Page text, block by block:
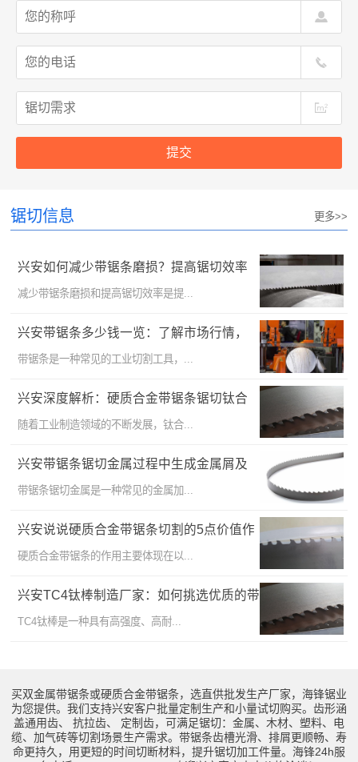
提交
更多>>
锯切信息
兴安如何减少带锯条磨损？提高锯切效率
的技巧？
减少带锯条磨损和提高锯切效率是提...
兴安带锯条多少钱一览：了解市场行情，
选购更明智
带锯条是一种常见的工业切割工具，...
兴安深度解析：硬质合金带锯条锯切钛合
金的关键要点
随着工业制造领域的不断发展，钛合...
兴安带锯条锯切金属过程中生成金属屑及
其处理方法
带锯条锯切金属是一种常见的金属加...
兴安说说硬质合金带锯条切割的5点价值作
用
硬质合金带锯条的作用主要体现在以...
兴安TC4钛棒制造厂家：如何挑选优质的带
锯条合作伙伴？
TC4钛棒是一种具有高强度、高耐...
买双金属带锯条或硬质合金带锯条，选直供批发生产厂家，海锋锯业
为您提供。我们支持兴安客户批量定制生产和小量试切购买。齿形涵
盖通用齿、 抗拉齿、 定制齿，可满足锯切：金属、木材、塑料、电
缆、加气砖等切割场景生产需求。带锯条齿槽光滑、排屑更顺畅、寿
命更持久，用更短的时间切断材料，提升锯切加工件量。海锋24h服